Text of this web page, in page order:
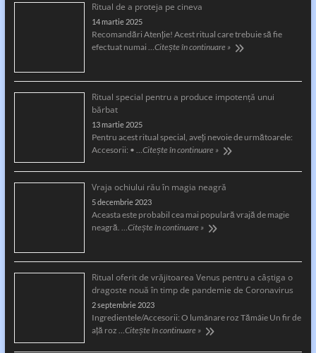
Ritual de a proteja pe cineva
14 martie 2025
Recomandări Atenție! Acest ritual care trebuie să fie
efectuat numai …Citește în continuare »
Ritual special pentru a produce impotență unui
bărbat
13 martie 2025
Pentru acest ritual special, aveți nevoie de următoarele:
Accesorii: • …Citește în continuare »
Vraja ochiului rău în magia neagră
5 decembrie 2023
Aceasta este probabil cea mai populară vrajă de magie
neagră. …Citește în continuare »
Ritual oferit de vrăjitoarea Venus pentru a câştiga o
dragoste nouă în timp de pandemie de Coronavirus
2 septembrie 2023
Ingredientele/Accesorii: O lumânare roz Tămâie Un fir de
aţă roz …Citește în continuare »